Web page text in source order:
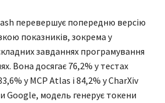
перевершує попередню версію
показників, зокрема у
завданнях програмування
Вона досягає 76,2% у тестах
у MCP Atlas і 84,2% у CharXiv
Google, модель генерує токени